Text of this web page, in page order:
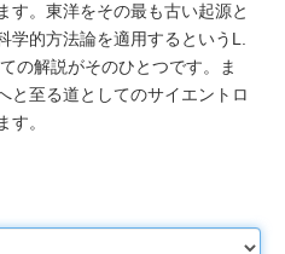
す。東洋をその最も古い起源と
的方法論を適用するというL.
の解説がそのひとつです。ま
と至る道としてのサイエントロ
す。